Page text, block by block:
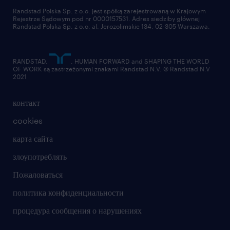
Wynagrodzenie dopasowane do Twoich
kompetencji: Jasny system wyceny
samodzielność i znajomość
specjalistycznych softów (PLS-
Praca hybrydowa: Elastyczny model
łączący pracę zdalną z nowoczesnym,
zatrudnienia do 2032 roku).
отправить резюме
контакт
cookies
карта сайта
злоупотреблять
Пожаловаться
политика конфиденциальности
процедура сообщения о нарушениях
Randstad Polska Sp. z o.o. jest spółką zarejestrowaną w Krajowym
Rejestrze Sądowym pod nr 0000157531. Adres siedziby głównej
Randstad Polska Sp. z o.o. al. Jerozolimskie 134, 02-305 Warszawa.
RANDSTAD,
, HUMAN FORWARD and SHAPING THE WORLD
OF WORK są zastrzeżonymi znakami Randstad N.V. © Randstad N.V
2021